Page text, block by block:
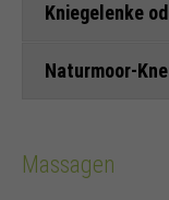
Kniegelenke
Naturmoor-
Massagen